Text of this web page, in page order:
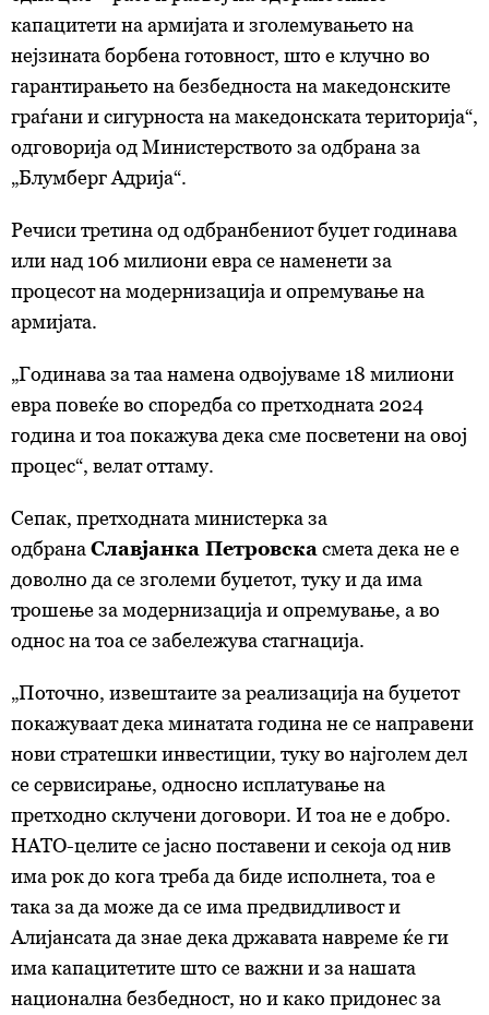
капацитети на армијата и зголемувањето на
нејзината борбена готовност, што е клучно во
гарантирањето на безбедноста на македонските
граѓани и сигурноста на македонската територија“,
одговорија од Министерството за одбрана за
„Блумберг Адрија“.
Речиси третина од одбранбениот буџет годинава
или над 106 милиони евра се наменети за
процесот на модернизација и опремување на
армијата.
„Годинава за таа намена одвојуваме 18 милиони
евра повеќе во споредба со претходната 2024
година и тоа покажува дека сме посветени на овој
процес“, велат оттаму.
Сепак, претходната министерка за
одбрана Славјанка Петровска смета дека не е
доволно да се зголеми буџетот, туку и да има
трошење за модернизација и опремување, а во
однос на тоа се забележува стагнација.
„Поточно, извештаите за реализација на буџетот
покажуваат дека минатата година не се направени
нови стратешки инвестиции, туку во најголем дел
се сервисирање, односно исплатување на
претходно склучени договори. И тоа не е добро.
НАТО-целите се јасно поставени и секоја од нив
има рок до кога треба да биде исполнета, тоа е
така за да може да се има предвидливост и
Алијансата да знае дека државата навреме ќе ги
има капацитетите што се важни и за нашата
национална безбедност, но и како придонес за